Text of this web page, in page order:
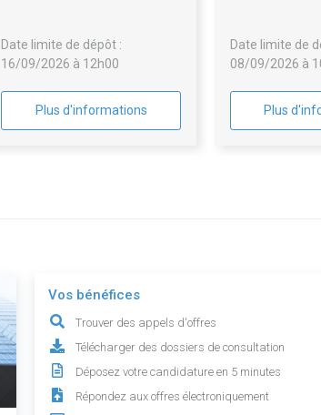
tence
Date limite de dépôt :
16/09/2026 à 12h00
Plus d'informations
Date limite de
08/09/2026 à
Plus
Vos bénéfices
Trouver des appels d'offres
Télécharger des dossiers de consultation
Déposez votre candidature en 5 minutes
Répondez aux offres électroniquement